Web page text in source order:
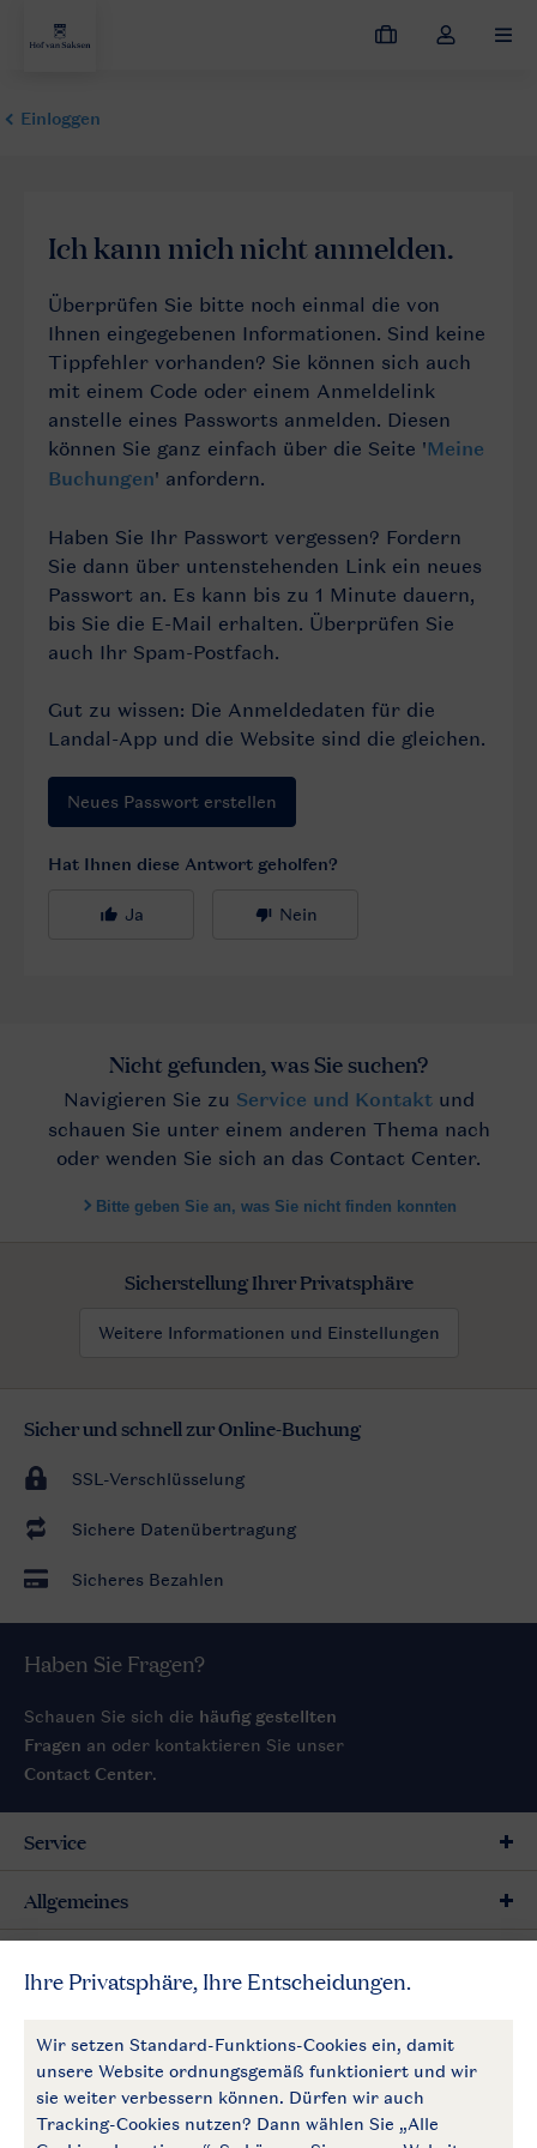
Meine
Dropdown-
Sicherstellung Ihrer Privatsphäre
Weitere Informationen und Einstellungen
Sicher und schnell zur Online-Buchung
SSL-Verschlüsselung
Sichere Datenübertragung
Sicheres Bezahlen
Haben Sie Fragen?
Schauen Sie sich die häufig gestellten
Fragen an oder kontaktieren Sie unser
Contact Center.
Follow Us
Service
Allgemeines